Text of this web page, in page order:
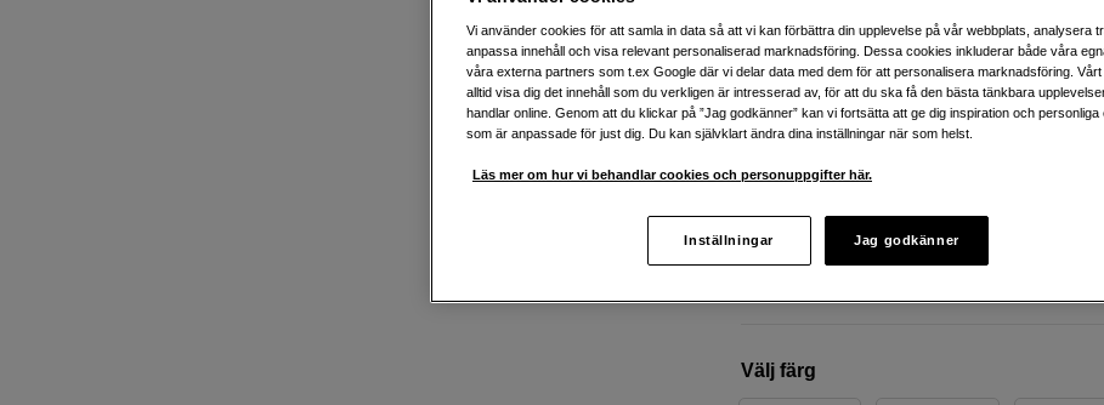
Webblager:Beställningsvara
Butikslager: Visa butik
8-kärnig processor
Välj färg
Vi använder cookies för att samla in data så att vi kan förbättra din upplevelse på vår webbplats, analysera
anpassa innehåll och visa relevant personaliserad marknadsföring. Dessa cookies inkluderar både våra
våra externa partners som t.ex Google där vi delar data med dem för att personalisera marknadsföring. Vårt
alltid visa dig det innehåll som du verkligen är intresserad av, för att du ska få den bästa tänkbara
handlar online. Genom att du klickar på ”Jag godkänner” kan vi fortsätta att ge dig inspiration och personliga
som är anpassade för just dig. Du kan självklart ändra dina inställningar när som helst.
Läs mer om hur vi behandlar cookies och personuppgifter här.
Inställningar Jag godkänner